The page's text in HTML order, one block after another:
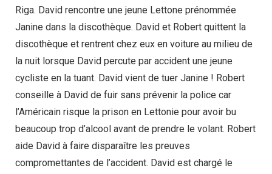
Riga. David rencontre une jeune Lettone prénommée
Janine dans la discothèque. David et Robert quittent la
discothèque et rentrent chez eux en voiture au milieu de
la nuit lorsque David percute par accident une jeune
cycliste en la tuant. David vient de tuer Janine ! Robert
conseille à David de fuir sans prévenir la police car
l’Américain risque la prison en Lettonie pour avoir bu
beaucoup trop d’alcool avant de prendre le volant. Robert
aide David à faire disparaître les preuves
compromettantes de l’accident. David est chargé le